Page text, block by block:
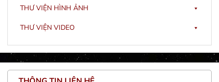
THƯ VIỆN HÌNH ẢNH
THƯ VIỆN VIDEO